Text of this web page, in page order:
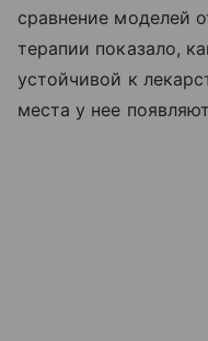
сравнение моделей
терапии показало,
устойчивой к
места у нее